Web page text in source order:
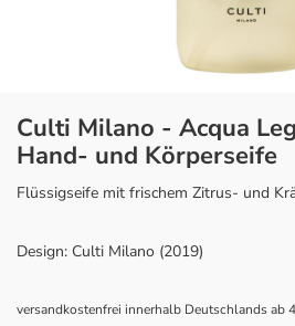
Culti Milano - Acqua
Hand- und Körperseife
Flüssigseife mit frischem Zitrus- und
Design: Culti Milano (2019)
versandkostenfrei innerhalb Deutschlands ab